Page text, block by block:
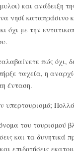
και ανάδειξη
νησί καταπράσινο
όχι με την
πώς όχι,
ταχεία, η
ένταση.
υπερτουρισμό;
του τουρισμού
και τα δυνητικά
επιδοτήσεις